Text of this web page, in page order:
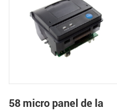
58 micro panel de la